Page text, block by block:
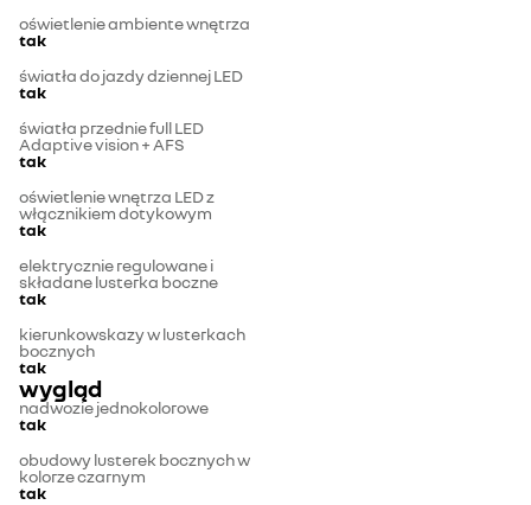
oświetlenie ambiente wnętrza
tak
światła do jazdy dziennej LED
tak
światła przednie full LED
Adaptive vision + AFS
tak
oświetlenie wnętrza LED z
włącznikiem dotykowym
tak
elektrycznie regulowane i
składane lusterka boczne
tak
kierunkowskazy w lusterkach
bocznych
tak
wygląd
nadwozie jednokolorowe
tak
obudowy lusterek bocznych w
kolorze czarnym
tak